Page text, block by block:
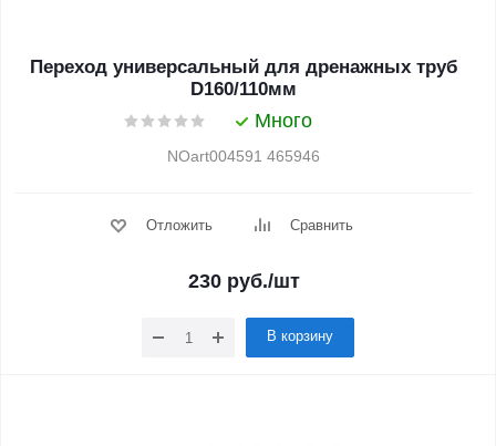
Переход универсальный для дренажных труб
D160/110мм
Много
NOart004591 465946
Отложить Сравнить
230 руб./шт
В корзину